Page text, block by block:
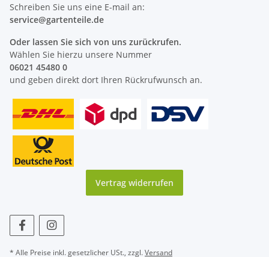
Schreiben Sie uns eine E-mail an:
service@gartenteile.de
Oder lassen Sie sich von uns zurückrufen.
Wählen Sie hierzu unsere Nummer
06021 45480 0
und geben direkt dort Ihren Rückrufwunsch an.
Vertrag widerrufen
* Alle Preise inkl. gesetzlicher USt., zzgl.Versand